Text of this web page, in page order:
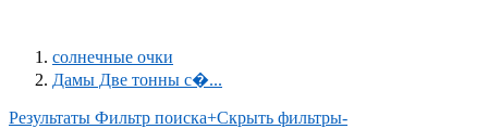
солнечные очки
Дамы Две тонны с�...
Результаты Фильтр поиска+Скрыть фильтры-